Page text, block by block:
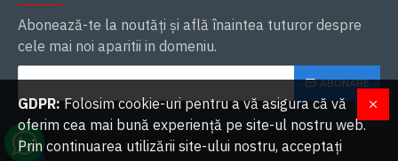
Abonează-te la noutăţi și află înaintea tuturor despre
cele mai noi aparitii in domeniu.
ABONARE
GDPR:Folosim cookie-uri pentru a vă asigura că vă
oferim cea mai bună experiență pe site-ul nostru web.
Prin continuarea utilizării site-ului nostru, acceptați